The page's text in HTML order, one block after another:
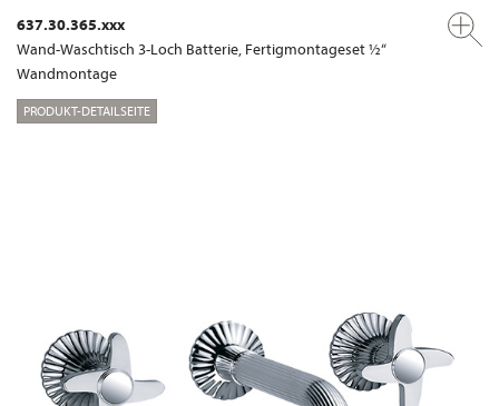
637.30.365.xxx
Wand-Waschtisch 3-Loch Batterie, Fertigmontageset ½“
Wandmontage
PRODUKT-DETAILSEITE